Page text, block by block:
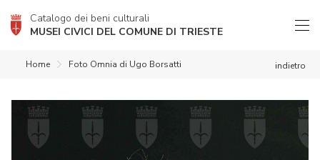
Catalogo dei beni culturali
MUSEI CIVICI DEL COMUNE DI TRIESTE
indietro
Home Foto Omnia di Ugo Borsatti